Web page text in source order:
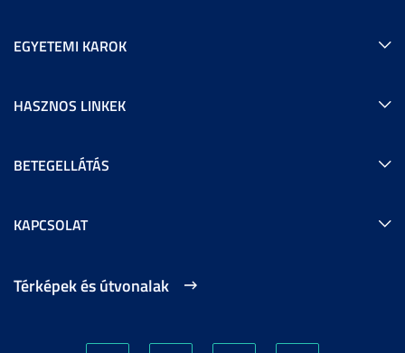
EGYETEMI KAROK
HASZNOS LINKEK
BETEGELLÁTÁS
KAPCSOLAT
Térképek és útvonalak